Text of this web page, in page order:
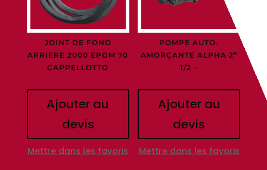
JOINT DE FOND
ARRIERE 2000 EPDM 70
CAPPELLOTTO
Ajouter au
devis
Mettre dans les favoris
POMPE AUTO-
AMORÇANTE ALPHA 2”
1/2 –
Ajouter au
devis
Mettre dans les favoris